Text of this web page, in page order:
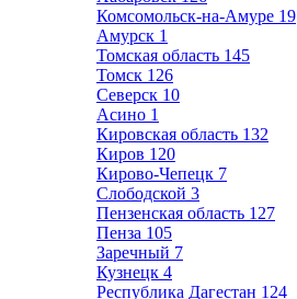
Комсомольск-на-Амуре 19
Амурск 1
Томская область 145
Томск 126
Северск 10
Асино 1
Кировская область 132
Киров 120
Кирово-Чепецк 7
Слободской 3
Пензенская область 127
Пенза 105
Заречный 7
Кузнецк 4
Республика Дагестан 124